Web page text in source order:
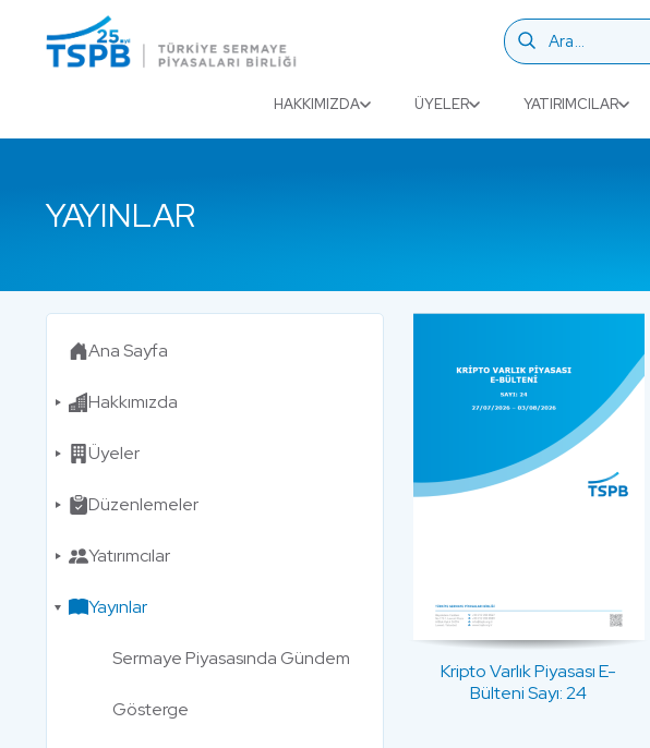
HAKKIMIZDA ÜYELER YATIRIMCILAR
YAYINLAR
Ana Sayfa
Hakkımızda
Üyeler
Düzenlemeler
Yatırımcılar
Yayınlar
Sermaye Piyasasında Gündem
Gösterge
Kripto Varlık Piyasası E-
Bülteni Sayı: 24